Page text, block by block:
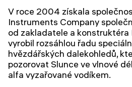
V roce 2004 získala
Instruments Company
od zakladatele a
vyrobil rozsáhlou řadu
hvězdářských dalekohledů,
pozorovat Slunce ve vlnové
alfa vyzařované vodíkem.